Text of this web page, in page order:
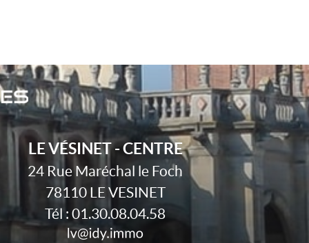
LE VÉSINET - CENTRE
24 Rue Maréchal le Foch
78110 LE VESINET
Tél :01.30.08.04.58